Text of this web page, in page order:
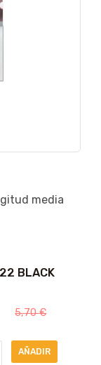
media
BLACK
5,70€